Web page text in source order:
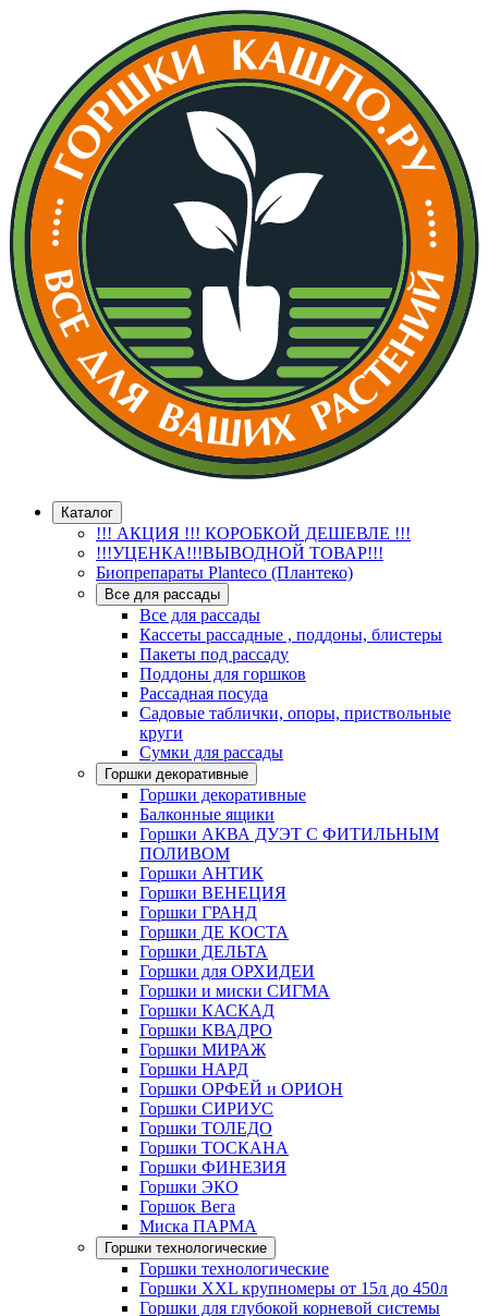
Каталог
!!! АКЦИЯ !!! КОРОБКОЙ ДЕШЕВЛЕ !!!
!!!УЦЕНКА!!!ВЫВОДНОЙ ТОВАР!!!
Биопрепараты Planteco (Плантеко)
Все для рассады
Все для рассады
Кассеты рассадные , поддоны, блистеры
Пакеты под рассаду
Поддоны для горшков
Рассадная посуда
Садовые таблички, опоры, приствольные
круги
Сумки для рассады
Горшки декоративные
Горшки декоративные
Балконные ящики
Горшки АКВА ДУЭТ С ФИТИЛЬНЫМ
ПОЛИВОМ
Горшки АНТИК
Горшки ВЕНЕЦИЯ
Горшки ГРАНД
Горшки ДЕ КОСТА
Горшки ДЕЛЬТА
Горшки для ОРХИДЕИ
Горшки и миски СИГМА
Горшки КАСКАД
Горшки КВАДРО
Горшки МИРАЖ
Горшки НАРД
Горшки ОРФЕЙ и ОРИОН
Горшки СИРИУС
Горшки ТОЛЕДО
Горшки ТОСКАНА
Горшки ФИНЕЗИЯ
Горшки ЭКО
Горшок Вега
Миска ПАРМА
Горшки технологические
Горшки технологические
Горшки XXL крупномеры от 15л до 450л
Горшки для глубокой корневой системы